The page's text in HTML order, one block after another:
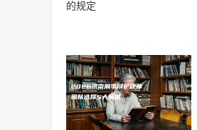
的规定